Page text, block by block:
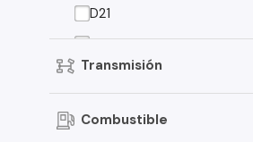
D21
Versa
Kicks
Transmisión
Combustible